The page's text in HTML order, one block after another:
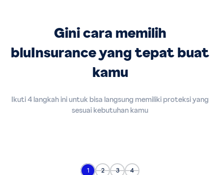
Gini cara memilih
bluInsurance yang tepat buat
kamu
Ikuti 4 langkah ini untuk bisa langsung memiliki proteksi yang
sesuai kebutuhan kamu
1 2 3 4